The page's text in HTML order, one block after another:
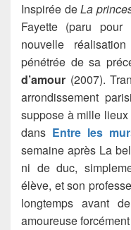
Inspirée deLa
Fayette (paru
nouvelle
pénétrée de sa
d’amour (2007).
arrondissement
suppose à mille
dans Entre les
semaine après La
ni de duc,
élève, et son
longtemps avant
amoureuse